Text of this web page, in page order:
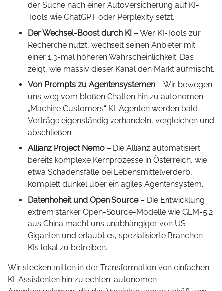
der Suche nach einer Autoversicherung auf KI-
Tools wie ChatGPT oder Perplexity setzt.
Der Wechsel-Boost durch KI – Wer KI-Tools zur
Recherche nutzt, wechselt seinen Anbieter mit
einer 1,3-mal höheren Wahrscheinlichkeit. Das
zeigt, wie massiv dieser Kanal den Markt aufmischt.
Von Prompts zu Agentensystemen – Wir bewegen
uns weg vom bloßen Chatten hin zu autonomen
„Machine Customers“. KI-Agenten werden bald
Verträge eigenständig verhandeln, vergleichen und
abschließen.
Allianz Project Nemo – Die Allianz automatisiert
bereits komplexe Kernprozesse in Österreich, wie
etwa Schadensfälle bei Lebensmittelverderb,
komplett dunkel über ein agiles Agentensystem.
Datenhoheit und Open Source– Die Entwicklung
extrem starker Open-Source-Modelle wie GLM-5.2
aus China macht uns unabhängiger von US-
Giganten und erlaubt es, spezialisierte Branchen-
KIs lokal zu betreiben.
Wir stecken mitten in der Transformation von einfachen
KI-Assistenten hin zu echten, autonomen